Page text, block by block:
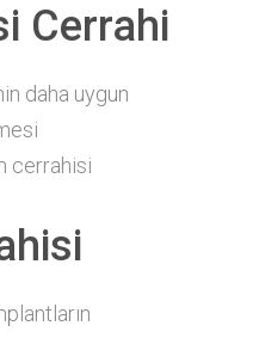
Cerrahi
daha uygun
cerrahisi